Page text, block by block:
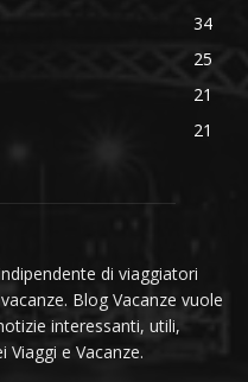
34
25
21
21
di viaggiatori
Blog Vacanze vuole
interessanti, utili,
e Vacanze.